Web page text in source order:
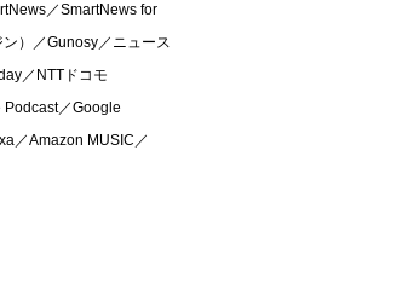
／SmartNews for
）／Gunosy／ニュース
／NTTドコモ
Podcast／Google
／Amazon MUSIC／